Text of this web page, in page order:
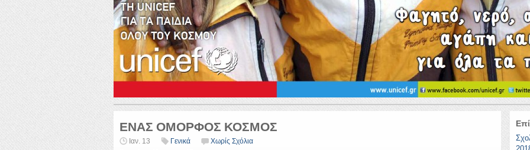
ΕΝΑΣ ΟΜΟΡΦΟΣ ΚΟΣΜΟΣ
Ιαν. 13 Γενικά Χωρίς Σχόλια